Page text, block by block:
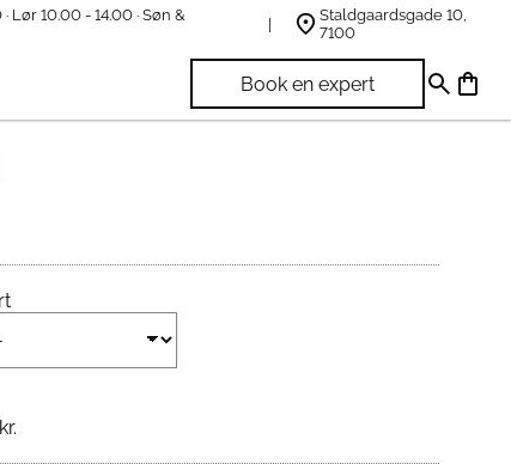
Lør 10.00 - 14.00 · Søn &
Staldgaardsgade 10,
7100
Book en expert
Gavekort